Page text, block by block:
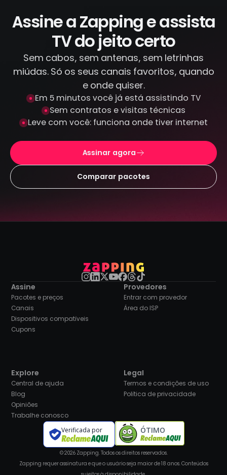
canais criptografados e protegidos: não
armazenamos seus dados de pagamento.
Assine a Zapping e assista
TV do jeito certo
Sem cabos, sem antenas, sem letrinhas
miúdas. Só os seus canais favoritos, quando
e onde quiser.
Em 5 minutos você já está assistindo TV
Sem contratos e visitas técnicas
Leve com você: funciona onde tiver internet
Assinar agora
Comparar pacotes
Assine
Pacotes e preços
Canais
Dispositivos compatíveis
Cupons
Provedores
Entrar com provedor
Área do ISP
Explore
Central de ajuda
Blog
Opiniões
Trabalhe conosco
Legal
Termos e condições de uso
Política de privacidade
Verificada por ÓTIMO
© 2026 Zapping. Todos os direitos reservados.
Zapping requer assinatura e que o usuário seja maior de 18 anos. Conteúdos